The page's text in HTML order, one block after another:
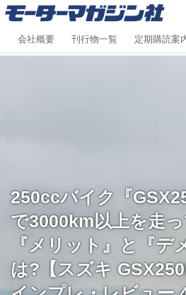
会社概要 刊行物一覧 定期購読案
250ccバイク『
で3000km以上を走
『メリット』と『デ
は?【スズキ